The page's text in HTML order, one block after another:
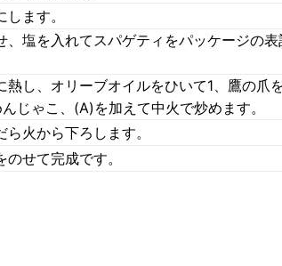
ます。
、塩を入れてスパゲティをパッケージの
熱し、オリーブオイルをひいて1、鷹の爪
じゃこ、(A)を加えて中火で炒めます。
火から下ろします。
せて完成です。